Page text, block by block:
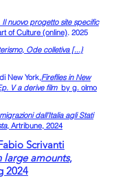
Il nuovo progetto site specific
of Culture (online). 2025
Ode colletiva [...}
New York,Fireflies in New
V a derive film by g. olmo
dall’Italia agli Stati
, Artribune, 2024
Scrivanti
large amounts,
2024